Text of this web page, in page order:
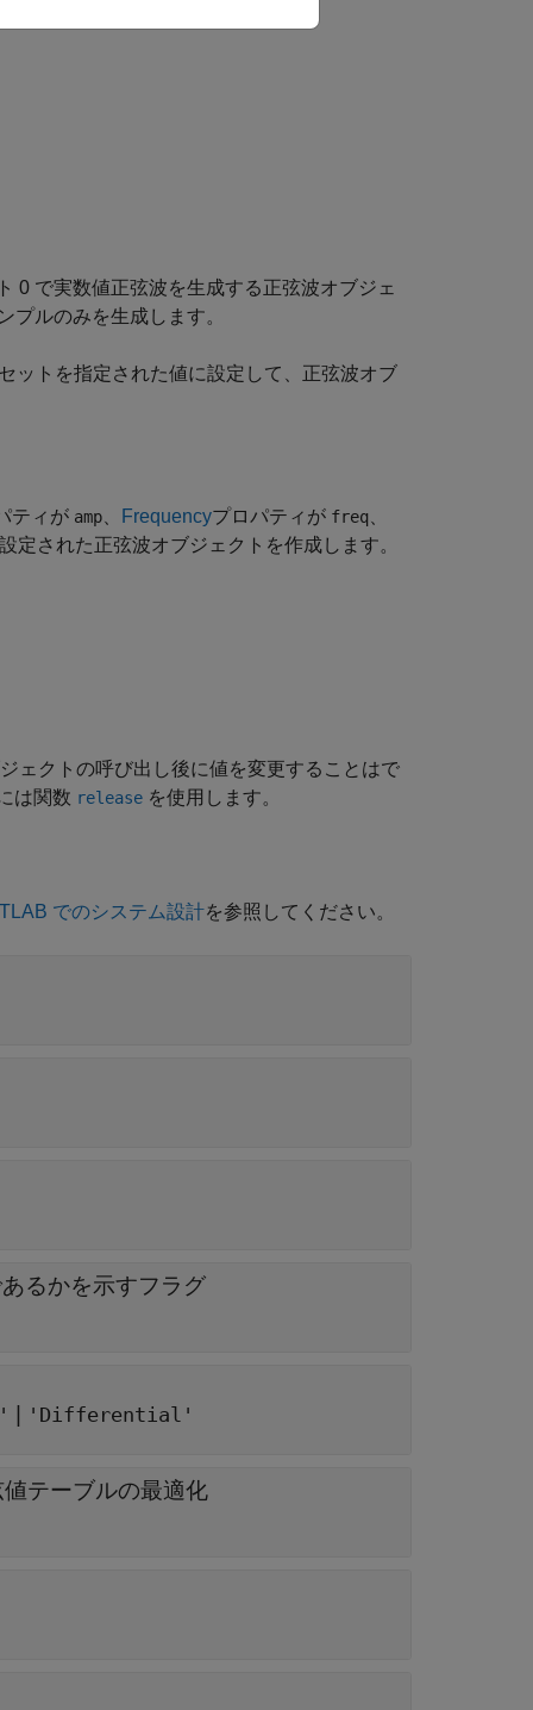
0 で実数値正弦波を生成する正弦波オブジェ
プルのみを生成します。
ットを指定された値に設定して、正弦波オブ
ティが amp Frequencyプロパティが freq
定された正弦波オブジェクトを作成します。
ェクトの呼び出し後に値を変更することはで
は関数 release を使用します。
でのシステム設計を参照してください。
るかを示すフラグ
'Differential'
テーブルの最適化